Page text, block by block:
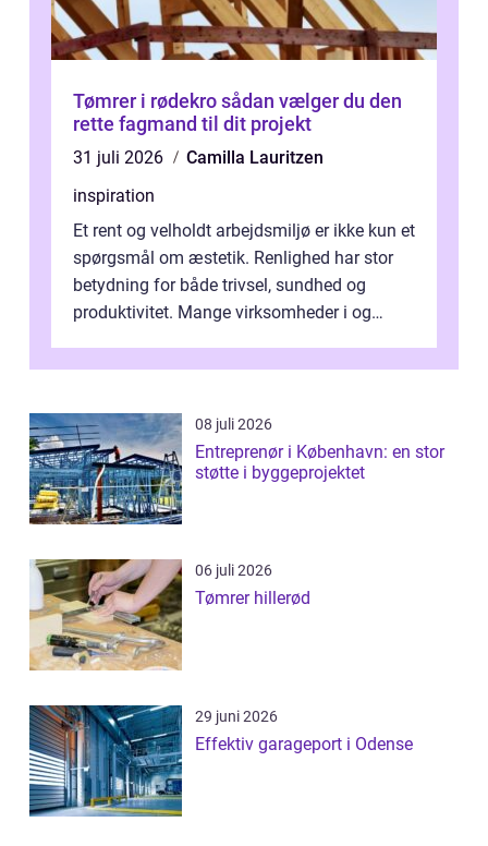
Tømrer i rødekro sådan vælger du den
rette fagmand til dit projekt
31 juli 2026
Camilla Lauritzen
inspiration
Et rent og velholdt arbejdsmiljø er ikke kun et
spørgsmål om æstetik. Renlighed har stor
betydning for både trivsel, sundhed og
produktivitet. Mange virksomheder i og
08 juli 2026
Entreprenør i København: en stor
støtte i byggeprojektet
06 juli 2026
Tømrer hillerød
29 juni 2026
Effektiv garageport i Odense